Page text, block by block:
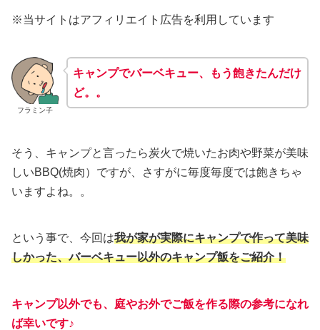
※当サイトはアフィリエイト広告を利用しています
フラミン子
キャンプでバーベキュー、もう飽きたんだけ
ど。。
そう、キャンプと言ったら炭火で焼いたお肉や野菜が美味
しいBBQ(焼肉）ですが、さすがに毎度毎度では飽きちゃ
いますよね。。
という事で、今回は我が家が実際にキャンプで作って美味
しかった、バーベキュー以外のキャンプ飯をご紹介！
キャンプ以外でも、庭やお外でご飯を作る際の参考になれ
ば幸いです♪